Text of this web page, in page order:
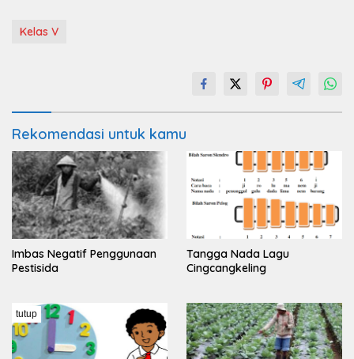
Kelas V
Rekomendasi untuk kamu
Imbas Negatif Penggunaan
Pestisida
Tangga Nada Lagu
Cingcangkeling
tutup